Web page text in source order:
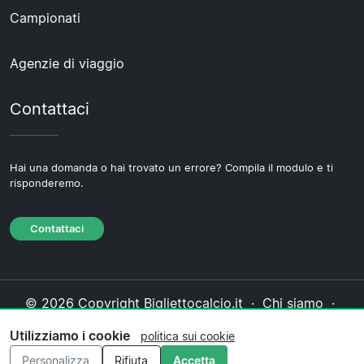
Campionati
Agenzie di viaggio
Contattaci
Hai una domanda o hai trovato un errore? Compila il modulo e ti
risponderemo.
Contattaci
© 2026 Copyright Bigliettocalcio.it · Chi siamo ·
cookie·Politica editoriale
Utilizziamo i cookie
politica sui cookie
Personalizza
Rifiuta Accetta